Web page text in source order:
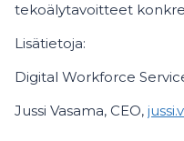
tekoälytavoitteet
Lisätietoja:
Digital Workforce
Jussi Vasama, CEO,